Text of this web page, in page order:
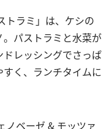
トラミ」は、ケシの
パストラミと水菜が
レッシングでさっぱ
く、ランチタイムに
ノベーゼ & モッツァ